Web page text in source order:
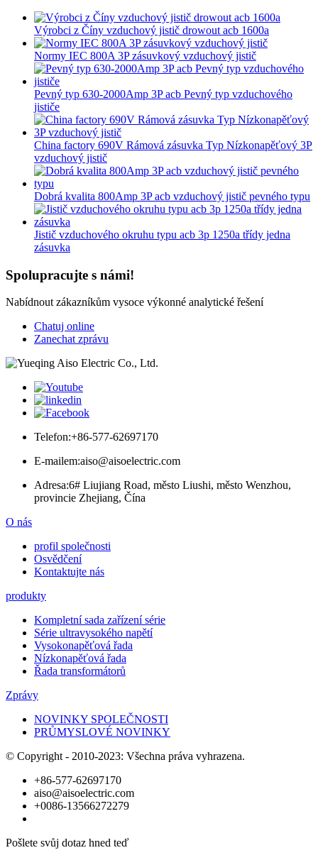
Výrobci z Číny vzduchový jistič drowout acb 1600a
Normy IEC 800A 3P zásuvkový vzduchový jistič
Pevný typ 630-2000Amp 3P acb Pevný typ vzduchového
jističe
China factory 690V Rámová zásuvka Typ Nízkonapěťový 3P
vzduchový jistič
Dobrá kvalita 800Amp 3P acb vzduchový jistič pevného typu
Jistič vzduchového okruhu typu acb 3p 1250a třídy jedna
zásuvka
Spolupracujte s námi!
Nabídnout zákazníkům vysoce výkonné analytické řešení
Chatuj online
Zanechat zprávu
Telefon:+86-577-62697170
E-mailem:aiso@aisoelectric.com
Adresa:6# Liujiang Road, město Liushi, město Wenzhou,
provincie Zhejiang, Čína
O nás
profil společnosti
Osvědčení
Kontaktujte nás
produkty
Kompletní sada zařízení série
Série ultravysokého napětí
Vysokonapěťová řada
Nízkonapěťová řada
Řada transformátorů
Zprávy
NOVINKY SPOLEČNOSTI
PRŮMYSLOVÉ NOVINKY
© Copyright - 2010-2023: Všechna práva vyhrazena.
+86-577-62697170
aiso@aisoelectric.com
+0086-13566272279
Pošlete svůj dotaz hned teď